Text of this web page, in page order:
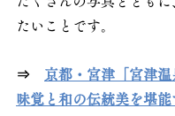
たいことです。
⇒
京都・宮津「宮津
味覚と和の伝統美を堪